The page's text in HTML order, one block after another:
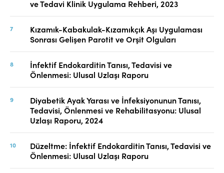
ve Tedavi Klinik Uygulama Rehberi, 2023
Kızamık-Kabakulak-Kızamıkçık Aşı Uygulaması
Sonrası Gelişen Parotit ve Orşit Olguları
İnfektif Endokarditin Tanısı, Tedavisi ve
Önlenmesi: Ulusal Uzlaşı Raporu
Diyabetik Ayak Yarası ve İnfeksiyonunun Tanısı,
Tedavisi, Önlenmesi ve Rehabilitasyonu: Ulusal
Uzlaşı Raporu, 2024
Düzeltme: İnfektif Endokarditin Tanısı, Tedavisi ve
Önlenmesi: Ulusal Uzlaşı Raporu